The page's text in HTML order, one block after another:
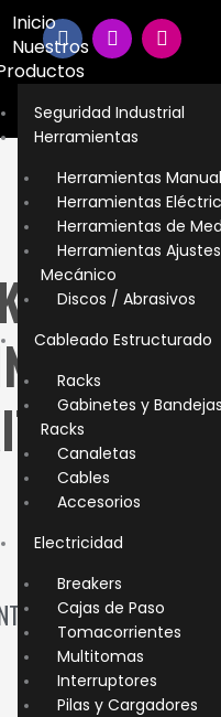
Inicio
Nuestros
Seguridad Industrial
Herramientas
Herramientas
Herramientas
Herramientas de
Herramientas Ajustes
Mecánico
Discos / Abrasivos
Cableado Estructurado
Racks
Gabinetes y
Racks
Canaletas
Cables
Accesorios
Electricidad
Breakers
Cajas de Paso
Tomacorrientes
Multitomas
Interruptores
Pilas y Cargadores
F
a
c
e
b
o
o
I
n
t
a
g
r
a
m
T
i
t
o
4